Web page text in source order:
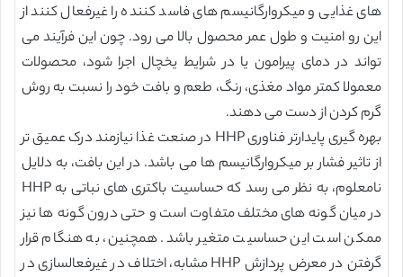
های غذایی و میکروارگانیسم های فاسد کننده را غیرفعال کنند از
این رو امنیت و طول عمر محصول بالا می رود. چون این فرآیند می
تواند در دمای پیرامون یا در شرایط یخچال اجرا شود، محصولات
معمولا کمتر مواد مغذی، رنگ، طعم و بافت خود را نسبت به روش
گرم کردن از دست می دهند.
بهره گیری پایدارتر فناوری HHP در صنعت غذا نیازمند درک عمیق تر
از تاثیر فشار بر میکروارگانیسم ها می باشد. در این بافت، به دلایل
نامعلوم، به نظر می رسد که حساسیت باکتری های نباتی به HHP
در میان گونه های مختلف متفاوت است و حتی درون گونه ها نیز
ممکن است این حساسیت متغیر باشد. همچنین، به هنگام قرار
گرفتن در معرض پردازش HHP مشابه، اختلاف در غیرفعالسازی در